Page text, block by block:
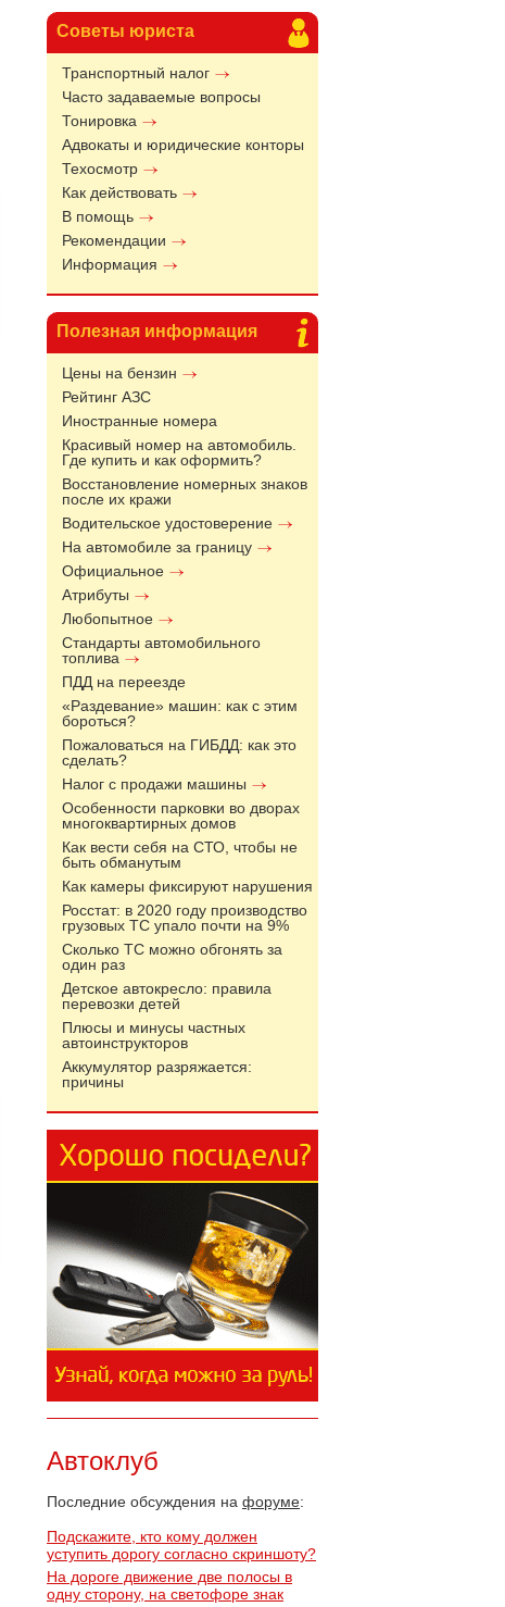
Советы юриста
Транспортный налог
Часто задаваемые вопросы
Тонировка
Адвокаты и юридические конторы
Техосмотр
Как действовать
В помощь
Рекомендации
Информация
Полезная информация
Цены на бензин
Рейтинг АЗС
Иностранные номера
Красивый номер на автомобиль.
Где купить и как оформить?
Восстановление номерных знаков
после их кражи
Водительское удостоверение
На автомобиле за границу
Официальное
Атрибуты
Любопытное
Стандарты автомобильного
топлива
ПДД на переезде
«Раздевание» машин: как с этим
бороться?
Пожаловаться на ГИБДД: как это
сделать?
Налог с продажи машины
Особенности парковки во дворах
многоквартирных домов
Как вести себя на СТО, чтобы не
быть обманутым
Как камеры фиксируют нарушения
Росстат: в 2020 году производство
грузовых ТС упало почти на 9%
Сколько ТС можно обгонять за
один раз
Детское автокресло: правила
перевозки детей
Плюсы и минусы частных
автоинструкторов
Аккумулятор разряжается:
причины
Автоклуб
Последние обсуждения на форуме:
Подскажите, кто кому должен
уступить дорогу согласно скриншоту?
На дороге движение две полосы в
одну сторону, на светофоре знак